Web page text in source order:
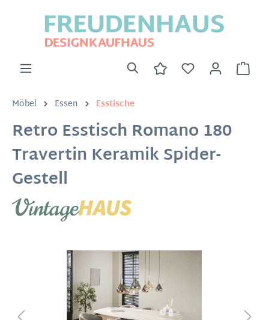
Möbel Essen Esstische
Retro Esstisch Romano 180
Travertin Keramik Spider-
Gestell